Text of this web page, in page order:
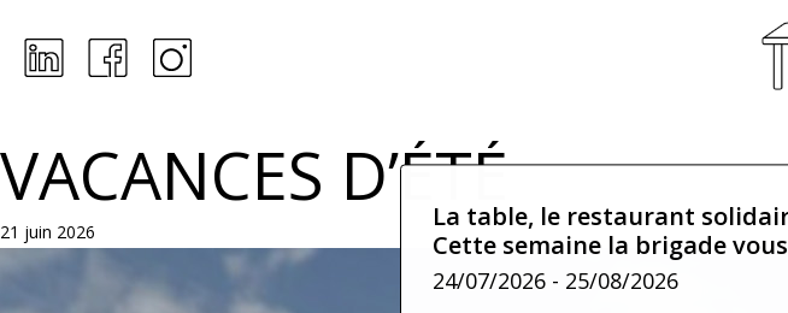
main
La table, le restaurant
Cette semaine la brigade
24/07/2026 - 25/08/2026
VACANCES D’ÉTÉ
21 juin 2026